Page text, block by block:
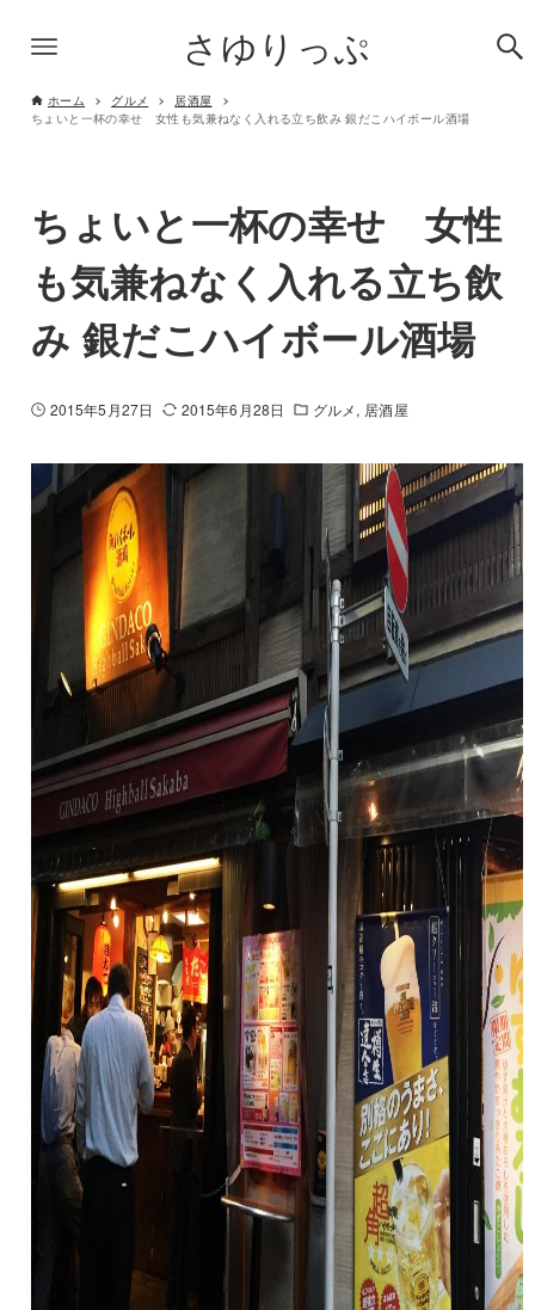
さゆりっぷ
ホーム グルメ
居酒屋
ちょいと一杯の幸せ 女性も気兼ねなく入れる立ち飲み 銀だこハイボール酒場
ちょいと一杯の幸せ 女性
も気兼ねなく入れる立ち飲
み 銀だこハイボール酒場
2015年5月27日 2015年6月28日 グルメ 居酒屋